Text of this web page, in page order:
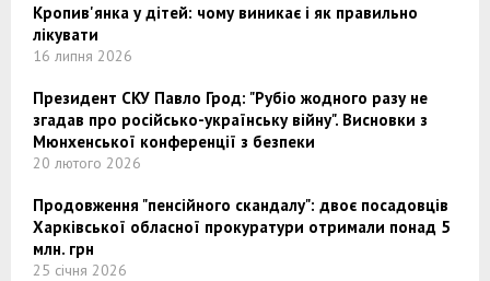
Кропив'янка у дітей: чому виникає і як правильно
лікувати
16 липня 2026
Президент СКУ Павло Грод: "Рубіо жодного разу не
згадав про російсько-українську війну". Висновки з
Мюнхенської конференції з безпеки
20 лютого 2026
Продовження "пенсійного скандалу": двоє посадовців
Харківської обласної прокуратури отримали понад 5
млн. грн
25 січня 2026